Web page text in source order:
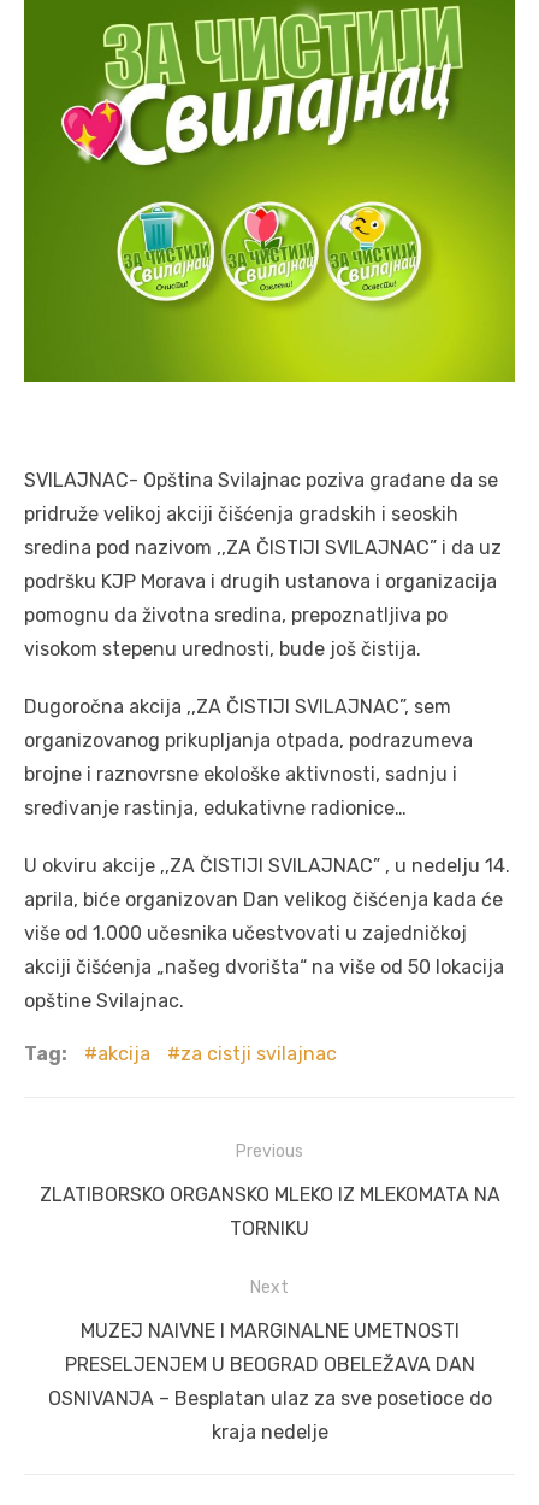
SVILAJNAC- Opština Svilajnac poziva građane da se
pridruže velikoj akciji čišćenja gradskih i seoskih
sredina pod nazivom ,,ZA ČISTIJI SVILAJNAC” i da uz
podršku KJP Morava i drugih ustanova i organizacija
pomognu da životna sredina, prepoznatljiva po
visokom stepenu urednosti, bude još čistija.
Dugoročna akcija ,,ZA ČISTIJI SVILAJNAC”, sem
organizovanog prikupljanja otpada, podrazumeva
brojne i raznovrsne ekološke aktivnosti, sadnju i
sređivanje rastinja, edukativne radionice…
U okviru akcije ,,ZA ČISTIJI SVILAJNAC” , u nedelju 14.
aprila, biće organizovan Dan velikog čišćenja kada će
više od 1.000 učesnika učestvovati u zajedničkoj
akciji čišćenja „našeg dvorišta“ na više od 50 lokacija
opštine Svilajnac.
Tag: akcija za cistji svilajnac
navigation
Previous
Previous
ZLATIBORSKO ORGANSKO MLEKO IZ MLEKOMATA NA
TORNIKU
Next
post:
MUZEJ NAIVNE I MARGINALNE UMETNOSTI
PRESELJENJEM U BEOGRAD OBELEŽAVA DAN
OSNIVANJA – Besplatan ulaz za sve posetioce do
kraja nedelje